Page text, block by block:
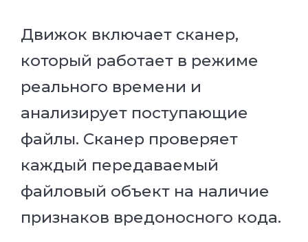
Движок включает сканер,
который работает в режиме
реального времени и
анализирует поступающие
файлы. Сканер проверяет
каждый передаваемый
файловый объект на наличие
признаков вредоносного кода.